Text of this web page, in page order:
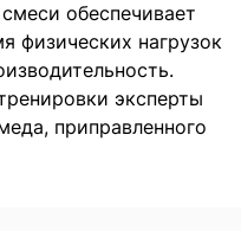
обеспечивает
физических нагрузок
эксперты
приправленного